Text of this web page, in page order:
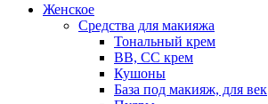
Женское
Средства для макияжа
Тональный крем
BB, CC крем
Кушоны
База под макияж, для век